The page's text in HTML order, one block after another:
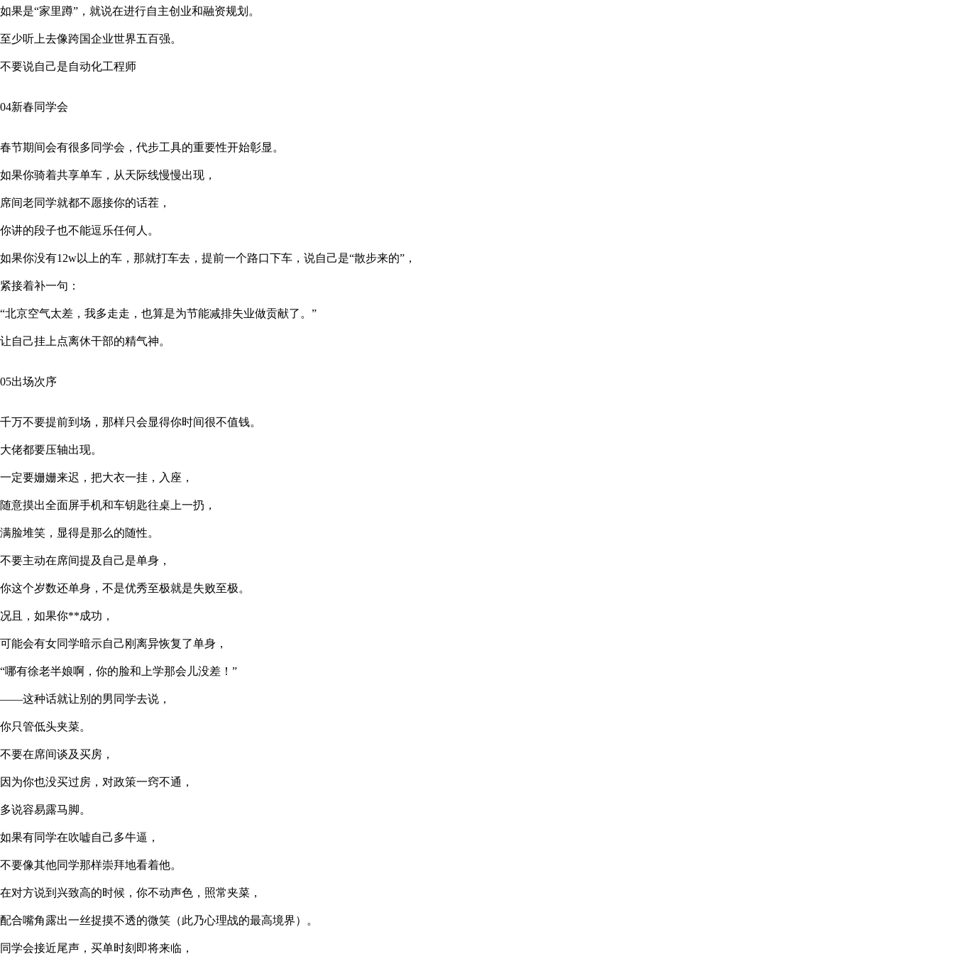
如果是“家里蹲”，就说在进行自主创业和融资规划。
至少听上去像跨国企业世界五百强。
不要说自己是自动化工程师
04新春同学会
春节期间会有很多同学会，代步工具的重要性开始彰显。
如果你骑着共享单车，从天际线慢慢出现，
席间老同学就都不愿接你的话茬，
你讲的段子也不能逗乐任何人。
如果你没有12w以上的车，那就打车去，提前一个路口下车，说自己是“散步来的”，
紧接着补一句：
“北京空气太差，我多走走，也算是为节能减排失业做贡献了。”
让自己挂上点离休干部的精气神。
05出场次序
千万不要提前到场，那样只会显得你时间很不值钱。
大佬都要压轴出现。
一定要姗姗来迟，把大衣一挂，入座，
随意摸出全面屏手机和车钥匙往桌上一扔，
满脸堆笑，显得是那么的随性。
不要主动在席间提及自己是单身，
你这个岁数还单身，不是优秀至极就是失败至极。
况且，如果你**成功，
可能会有女同学暗示自己刚离异恢复了单身，
“哪有徐老半娘啊，你的脸和上学那会儿没差！”
——这种话就让别的男同学去说，
你只管低头夹菜。
不要在席间谈及买房，
因为你也没买过房，对政策一窍不通，
多说容易露马脚。
如果有同学在吹嘘自己多牛逼，
不要像其他同学那样崇拜地看着他。
在对方说到兴致高的时候，你不动声色，照常夹菜，
配合嘴角露出一丝捉摸不透的微笑（此乃心理战的最高境界）。
同学会接近尾声，买单时刻即将来临，